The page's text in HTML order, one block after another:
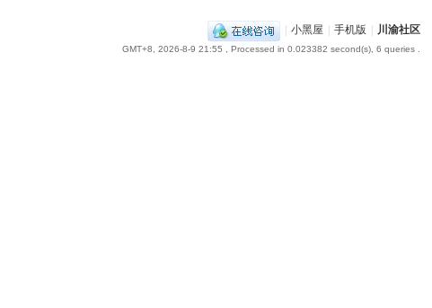
小黑屋 手机版 川渝社区
GMT+8, 2026-8-9 21:55 , Processed in 0.023382 second(s), 6 queries .